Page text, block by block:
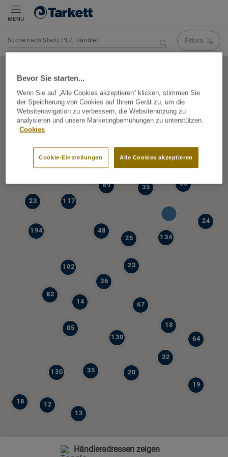
MENU
Filtern
85
194
77
117
130
39
64
67
82
36
130
69
134
23
35
35
102
19
23
48
14
60
12
18
32
13
20
24
25
18
Händleradressen zeigen
Bevor Sie starten...
Wenn Sie auf „Alle Cookies akzeptieren“ klicken, stimmen Sie
der Speicherung von Cookies auf Ihrem Gerät zu, um die
Websitenavigation zu verbessern, die Websitenutzung zu
analysieren und unsere Marketingbemühungen zu unterstützen.
Cookies
Alle Cookies akzeptieren
Cookie-Einstellungen